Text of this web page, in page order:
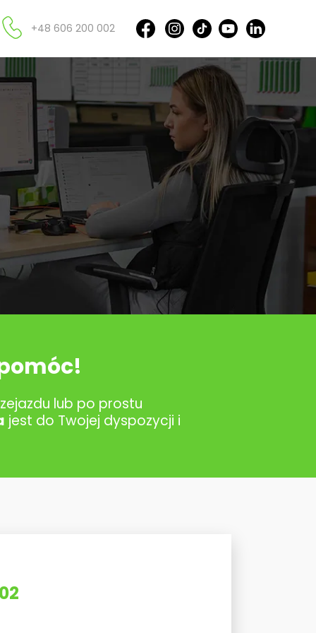
+48 606 200 002
lub po prostu
jest do Twojej dyspozycji i